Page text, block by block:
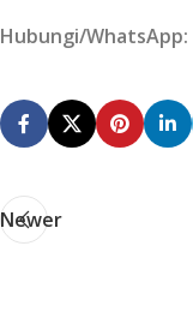
Hubungi/WhatsApp:
Newer